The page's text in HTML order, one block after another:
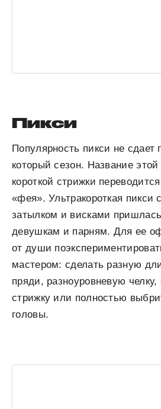
Пикси
Популярность пикси не сдает
который сезон. Название
короткой стрижки
«фея». Ультракороткая пикси
затылком и висками
девушкам и парням. Для ее
от души
мастером: сделать разную
пряди, разноуровневую
стрижку или полностью
головы.